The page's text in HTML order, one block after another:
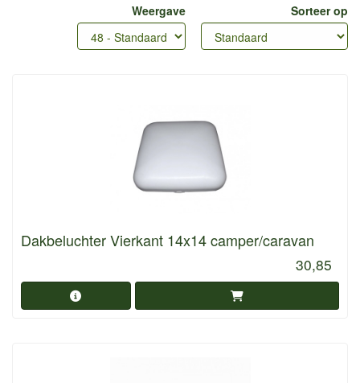
Weergave Sorteer op
Dakbeluchter Vierkant 14x14 camper/caravan
30,85